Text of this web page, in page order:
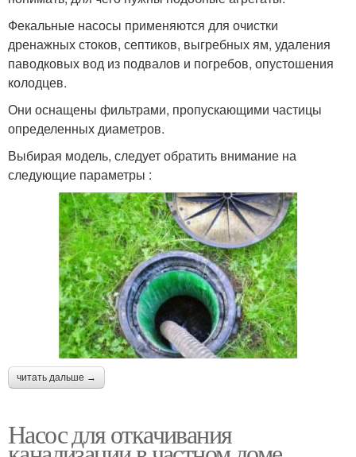
Фекальные насосы применяются для очистки
дренажных стоков, септиков, выгребных ям, удаления
паводковых вод из подвалов и погребов, опустошения
колодцев.
Они оснащены фильтрами, пропускающими частицы
определенных диаметров.
Выбирая модель, следует обратить внимание на
следующие параметры :
читать дальше →
Насос для откачивания